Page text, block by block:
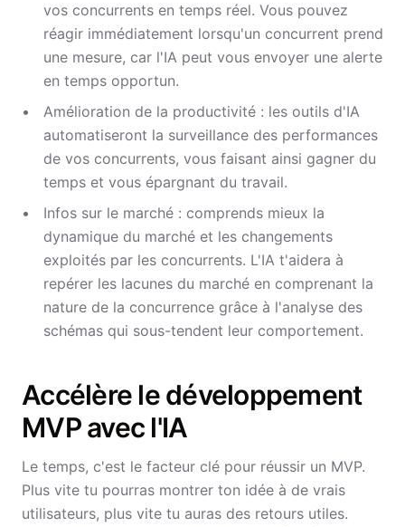
vos concurrents en temps réel. Vous pouvez
réagir immédiatement lorsqu'un concurrent prend
une mesure, car l'IA peut vous envoyer une alerte
en temps opportun.
Amélioration de la productivité : les outils d'IA
automatiseront la surveillance des performances
de vos concurrents, vous faisant ainsi gagner du
temps et vous épargnant du travail.
Infos sur le marché : comprends mieux la
dynamique du marché et les changements
exploités par les concurrents. L'IA t'aidera à
repérer les lacunes du marché en comprenant la
nature de la concurrence grâce à l'analyse des
schémas qui sous-tendent leur comportement.
Accélère le développement
MVP avec l'IA
Le temps, c'est le facteur clé pour réussir un MVP.
Plus vite tu pourras montrer ton idée à de vrais
utilisateurs, plus vite tu auras des retours utiles.